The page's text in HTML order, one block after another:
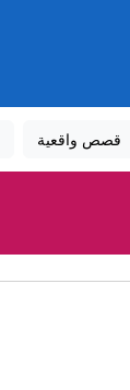
قصص واقعية